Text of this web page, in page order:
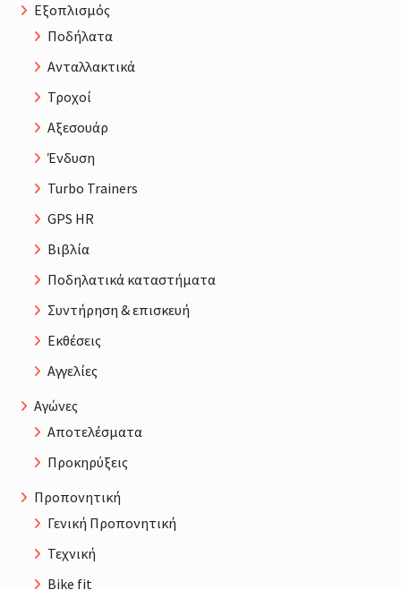
Εξοπλισμός
Ποδήλατα
Ανταλλακτικά
Τροχοί
Αξεσουάρ
Ένδυση
Turbo Trainers
GPS HR
Βιβλία
Ποδηλατικά καταστήματα
Συντήρηση & επισκευή
Εκθέσεις
Αγγελίες
Αγώνες
Αποτελέσματα
Προκηρύξεις
Προπονητική
Γενική Προπονητική
Τεχνική
Bike fit